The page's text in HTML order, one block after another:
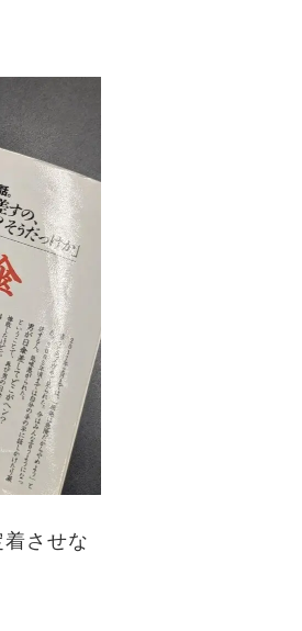
させな